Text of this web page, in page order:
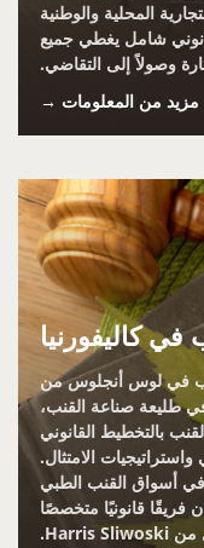
المحلية والوطنية
شامل يغطي جميع
وصولاً إلى التقاضي.
مزيد من المعلومات →
في كاليفورنيا
في لوس أنجلوس من
طليعة صناعة القنب،
بالتخطيط القانوني
الامتثال.
أسواق القنب الطبي
فريقًا قانونيًا متخصصًا
في قضايا القنب يتمتع بخبرة وسمعة أفضل من Harris Sliwoski.